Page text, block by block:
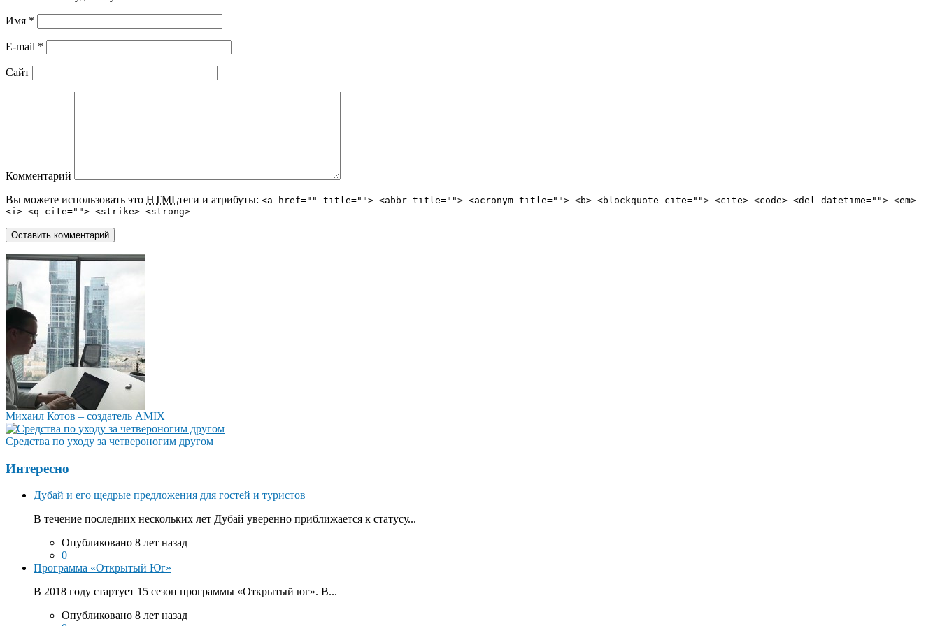
Имя *
E-mail *
Сайт
Комментарий
Вы можете использовать это HTMLтеги и атрибуты: <a href="" title=""> <abbr title=""> <acronym title=""> <b> <blockquote cite=""> <cite> <code> <del datetime=""> <em>
<i> <q cite=""> <strike> <strong>
Михаил Котов – создатель AMIX
Средства по уходу за четвероногим другом
Интересно
Дубай и его щедрые предложения для гостей и туристов
В течение последних нескольких лет Дубай уверенно приближается к статусу...
Опубликовано 8 лет назад
0
Программа «Открытый Юг»
В 2018 году стартует 15 сезон программы «Открытый юг». В...
Опубликовано 8 лет назад